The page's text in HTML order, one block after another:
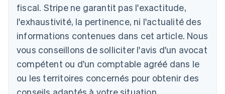
fiscal. Stripe ne garantit pas l'exactitude,
l'exhaustivité, la pertinence, ni l'actualité des
informations contenues dans cet article. Nous
vous conseillons de solliciter l'avis d'un avocat
compétent ou d'un comptable agréé dans le
ou les territoires concernés pour obtenir des
Autriche
Belgique
NederlandsFrançaisDeutschEnglish
Brésil
PortuguêsEnglish
Bulgarie
English